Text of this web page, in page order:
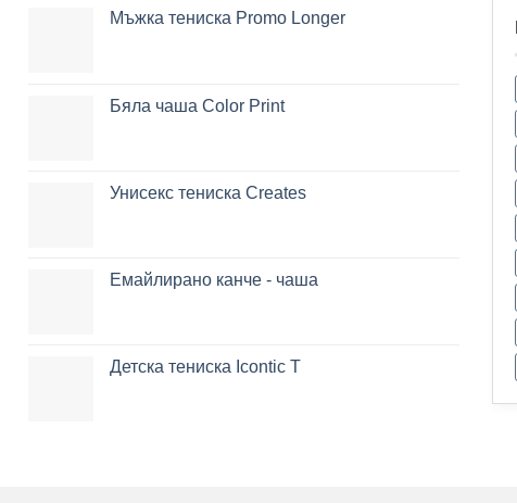
Мъжка тениска Promo Longer
Бяла чаша Color Print
Унисекс тениска Creates
Емайлирано канче - чаша
Детска тениска Icontic T